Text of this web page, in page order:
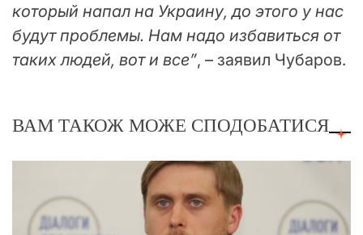
который напал на Украину, до этого у нас
будут проблемы. Нам надо избавиться от
таких людей, вот и все”, – заявил Чубаров.
ВАМ ТАКОЖ МОЖЕ СПОДОБАТИСЯ